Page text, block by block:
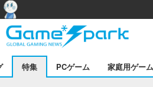
特集 PCゲーム 家庭用ゲーム